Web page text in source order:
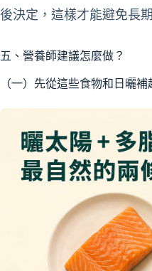
後決定，這樣才能避免長
五、營養師建議怎麼做？
（一）先從這些食物和日曬補